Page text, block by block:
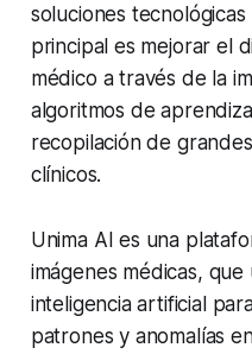
soluciones
principal es mejorar el
médico a través de la
algoritmos de
recopilación de
clínicos.
Unima AI es una
imágenes médicas,
inteligencia artificial
patrones y anomalías